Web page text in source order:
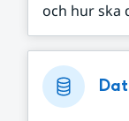
och hur ska